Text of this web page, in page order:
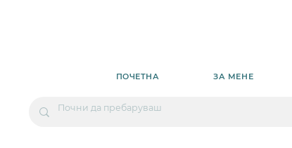
ПОЧЕТНА ЗА МЕНЕ